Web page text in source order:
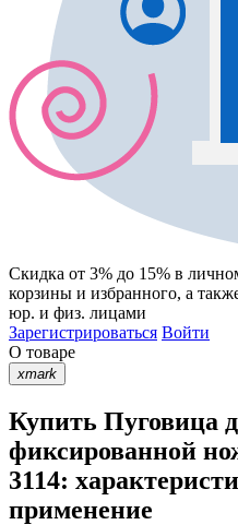
Скидка от 3% до 15% в
корзины и избранного, а
юр. и физ. лицами
Зарегистрироваться Войти
О товаре
xmark
Купить Пуговица
фиксированной
3114:
применение